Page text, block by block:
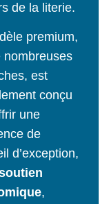
de la literie.
premium,
nombreuses
est
conçu
une
de
d’exception,
,